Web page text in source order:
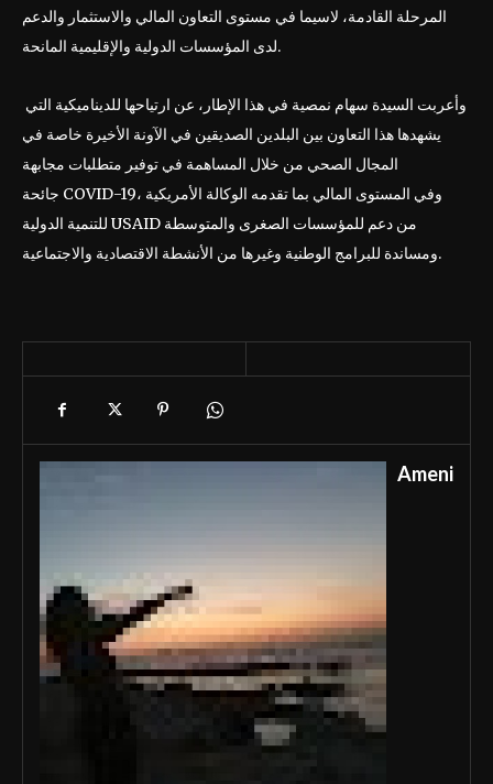
المرحلة القادمة، لاسيما في مستوى التعاون المالي والاستثمار والدعم
لدى المؤسسات الدولية والإقليمية المانحة.
يشهدها هذا التعاون بين البلدين الصديقين في الآونة الأخيرة خاصة في
المجال الصحي من خلال المساهمة في توفير متطلبات مجابهة
جائحة COVID-19، وفي المستوى المالي بما تقدمه الوكالة الأمريكية
للتنمية الدولية USAID من دعم للمؤسسات الصغرى والمتوسطة
ومساندة للبرامج الوطنية وغيرها من الأنشطة الاقتصادية والاجتماعية.
Ameni